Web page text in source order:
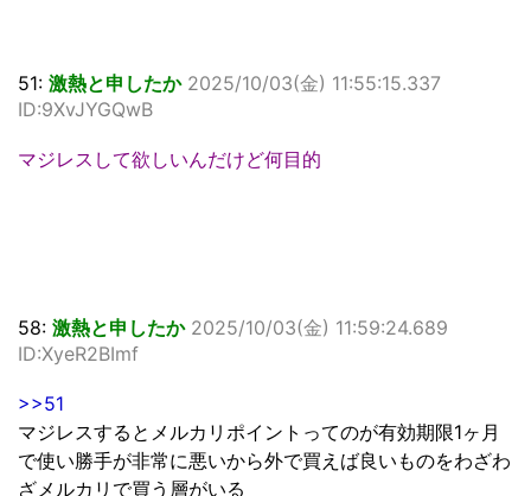
51: 激熱と申したか 2025/10/03(金) 11:55:15.337
ID:9XvJYGQwB
マジレスして欲しいんだけど何目的
58: 激熱と申したか 2025/10/03(金) 11:59:24.689
ID:XyeR2BImf
>>51
マジレスするとメルカリポイントってのが有効期限1ヶ月
で使い勝手が非常に悪いから外で買えば良いものをわざわ
ざメルカリで買う層がいる